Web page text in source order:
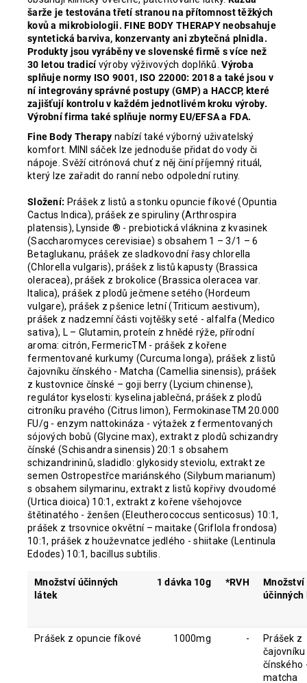
šarže je testována třetí stranou na přítomnost těžkých
kovů a mikrobiologii. FINE BODY THERAPY neobsahuje
syntetická barviva, konzervanty ani zbytečná plnidla.
Produkty jsou vyráběny ve slovenské firmě s více než
30 letou tradicívýroby výživových doplňků.Výroba
splňuje normy ISO 9001, ISO 22000: 2018 a také jsou v
ní integrovány správné postupy (GMP) a HACCP, které
zajišťují kontrolu v každém jednotlivém kroku výroby.
Výrobní firma také splňuje normy EU/EFSA a FDA.
Fine Body Therapy nabízí také výborný uživatelský
komfort. MINI sáček lze jednoduše přidat do vody či
nápoje. Svěží citrónová chuť z něj činí příjemný rituál,
který lze zařadit do ranní nebo odpolední rutiny.
Složení: Prášek z listů a stonku opuncie fíkové (Opuntia
Cactus Indica), prášek ze spiruliny (Arthrospira
platensis), Lynside ® - prebiotická vláknina z kvasinek
(Saccharomyces cerevisiae) s obsahem 1 – 3/1 – 6
Betaglukanu, prášek ze sladkovodní řasy chlorella
(Chlorella vulgaris), prášek z listů kapusty (Brassica
oleracea), prášek z brokolice (Brassica oleracea var.
Italica), prášek z plodů ječmene setého (Hordeum
vulgare), prášek z pšenice letní (Triticum aestivum),
prášek z nadzemní části vojtěšky seté - alfalfa (Medico
sativa), L – Glutamin, proteín z hnědé rýže, přírodní
aroma: citrón, FermericTM - prášek z kořene
fermentované kurkumy (Curcuma longa), prášek z listů
čajovníku čínského - Matcha (Camellia sinensis), prášek
z kustovnice čínské – goji berry (Lycium chinense),
regulátor kyselosti: kyselina jablečná, prášek z plodů
citroníku pravého (Citrus limon), FermokinaseTM 20.000
FU/g - enzym nattokináza - výtažek z fermentovaných
sójových bobů (Glycine max), extrakt z plodů schizandry
čínské (Schisandra sinensis) 20:1 s obsahem
schizandrininů, sladidlo: glykosidy steviolu, extrakt ze
semen Ostropestřce mariánského (Silybum marianum)
s obsahem silymarinu, extrakt z listů kopřivy dvoudomé
(Urtica dioica) 10:1, extrakt z kořene všehojovce
štětinatého - ženšen (Eleutherococcus senticosus) 10:1,
prášek z trsovnice okvětní – maitake (Griflola frondosa)
10:1, prášek z houževnatce jedlého - shiitake (Lentinula
Edodes) 10:1, bacillus subtilis.
Množství účinných
látek
1 dávka 10g *RVH
Množství
účinných
Prášek z opuncie fíkové 1000mg -
Prášek z
čajovníku
čínského